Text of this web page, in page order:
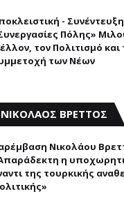
-
Πόλης»
τον Πολιτισμό και
των Νέων
ΒΡΕΤΤΟΣ
Nικολάου
η
της τουρκικής